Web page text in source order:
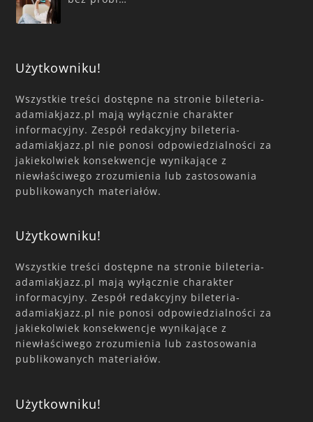
Użytkowniku!
Wszystkie treści dostępne na stronie bileteria-
adamiakjazz.pl mają wyłącznie charakter
informacyjny. Zespół redakcyjny bileteria-
adamiakjazz.pl nie ponosi odpowiedzialności za
jakiekolwiek konsekwencje wynikające z
niewłaściwego zrozumienia lub zastosowania
publikowanych materiałów.
Użytkowniku!
Wszystkie treści dostępne na stronie bileteria-
adamiakjazz.pl mają wyłącznie charakter
informacyjny. Zespół redakcyjny bileteria-
adamiakjazz.pl nie ponosi odpowiedzialności za
jakiekolwiek konsekwencje wynikające z
niewłaściwego zrozumienia lub zastosowania
publikowanych materiałów.
Użytkowniku!